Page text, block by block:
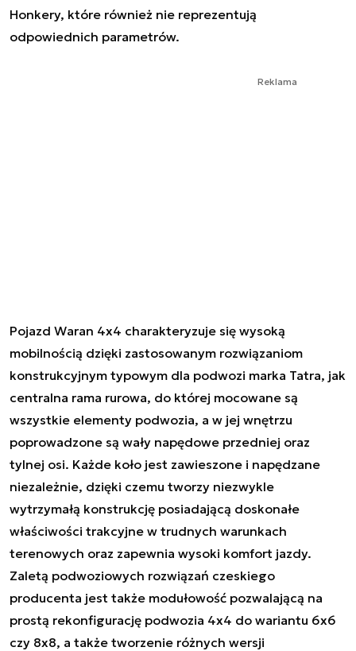
Honkery, które również nie reprezentują
odpowiednich parametrów.
Reklama
Pojazd Waran 4x4 charakteryzuje się wysoką
mobilnością dzięki zastosowanym rozwiązaniom
konstrukcyjnym typowym dla podwozi marka Tatra, jak
centralna rama rurowa, do której mocowane są
wszystkie elementy podwozia, a w jej wnętrzu
poprowadzone są wały napędowe przedniej oraz
tylnej osi. Każde koło jest zawieszone i napędzane
niezależnie, dzięki czemu tworzy niezwykle
wytrzymałą konstrukcję posiadającą doskonałe
właściwości trakcyjne w trudnych warunkach
terenowych oraz zapewnia wysoki komfort jazdy.
Zaletą podwoziowych rozwiązań czeskiego
producenta jest także modułowość pozwalającą na
prostą rekonfigurację podwozia 4x4 do wariantu 6x6
czy 8x8, a także tworzenie różnych wersji